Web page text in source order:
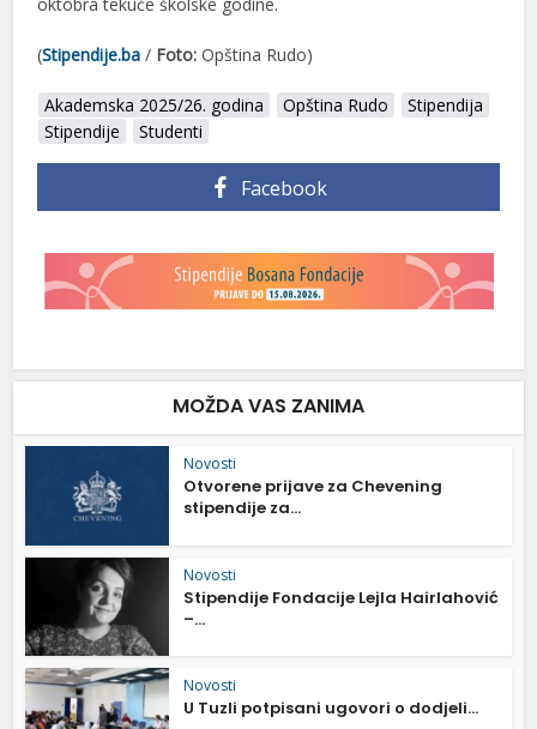
(Stipendije.ba / Foto: Opština Rudo)
Akademska 2025/26. godina Opština Rudo
Stipendija
Stipendije
Studenti
Facebook
MOŽDA VAS ZANIMA
Novosti
Otvorene prijave za Chevening
stipendije za...
Novosti
Stipendije Fondacije Lejla Hairlahović
–...
Novosti
U Tuzli potpisani ugovori o dodjeli...